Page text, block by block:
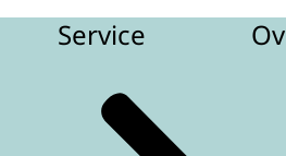
Service